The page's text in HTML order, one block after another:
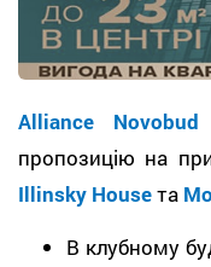
Alliance Novobud
пропозицію на
Illinsky Houseта
В клубному